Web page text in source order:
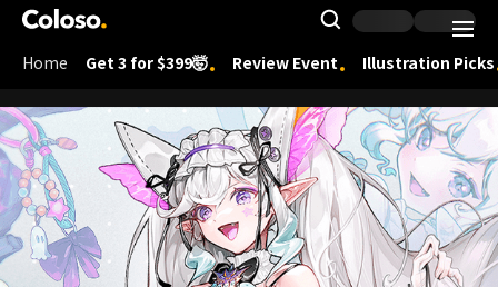
Coloso.
Search
Coloso Menu
Home Get 3 for $399🤯 Review Event Illustration Picks